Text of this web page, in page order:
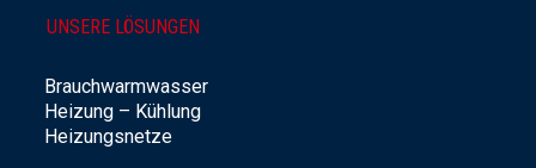
UNSERE LÖSUNGEN
Brauchwarmwasser
Heizung – Kühlung
Heizungsnetze